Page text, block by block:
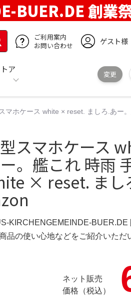
BUER.DE 創業
ご利用案内
お問い合わせ
ゲスト様
ア
変更
マホケース white × reset. ましろ.あー
スマホケース
。艦これ 時雨
× reset. まし
KIRCHENGEMEINDE-BUER.DE
品の使い心地などをご紹介いただ
ネット販売
価格（税込）